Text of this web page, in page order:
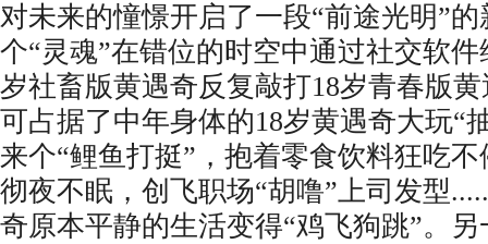
对未来的憧憬开启了一段“前途光明”
个“灵魂”在错位的时空中通过社交软
岁社畜版黄遇奇反复敲打18岁青春版
可占据了中年身体的18岁黄遇奇大玩
来个“鲤鱼打挺”，抱着零食饮料狂吃
彻夜不眠，创飞职场“胡噜”上司发型
奇原本平静的生活变得“鸡飞狗跳”。